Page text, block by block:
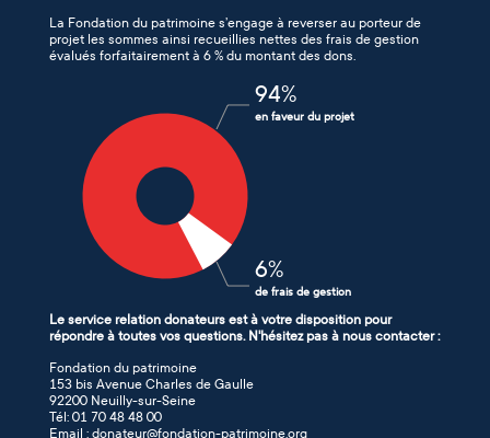
La Fondation du patrimoine s’engage à reverser au porteur de
projet les sommes ainsi recueillies nettes des frais de gestion
évalués forfaitairement à 6 % du montant des dons.
94%
en faveur du projet
6%
de frais de gestion
Le service relation donateurs est à votre disposition pour
répondre à toutes vos questions. N'hésitez pas à nous contacter :
Fondation du patrimoine
153 bis Avenue Charles de Gaulle
92200 Neuilly-sur-Seine
Tél: 01 70 48 48 00
Email : donateur@fondation-patrimoine.org